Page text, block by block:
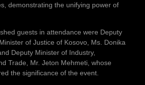
demonstrating the unifying power of
guests in attendance were Deputy
of Justice of Kosovo, Ms. Donika
Deputy Minister of Industry,
Trade, Mr. Jeton Mehmeti, whose
the significance of the event.